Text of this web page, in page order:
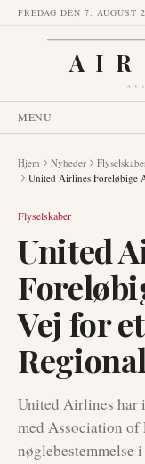
FREDAG DEN 7. AUGUST
MENU
Hjem Nyheder
United Airlines Foreløbige
Flyselskaber
United
Vej for
United Airlines har
med Association
nøglebestemmelse